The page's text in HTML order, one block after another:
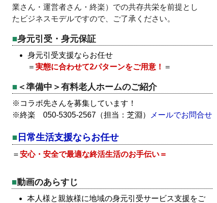
業さん・運営者さん・終楽）での共存共栄を前提とし
たビジネスモデルですので、ご了承ください。
身元引受・身元保証
身元引受支援ならお任せ
＝ 実態に合わせて2パターンをご用意！ ＝
＜準備中＞有料老人ホームのご紹介
※コラボ先さんを募集しています！
※終楽 050-5305-2567（担当：芝淵）
メールでお問合せ
日常生活支援ならお任せ
＝ 安心・安全で最適な終活生活のお手伝い＝
動画のあらすじ
本人様と親族様に地域の身元引受サービス支援をご